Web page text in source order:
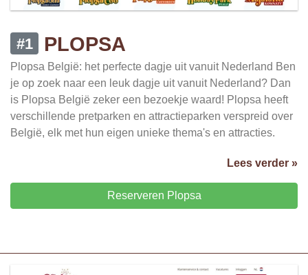
#1 PLOPSA
Plopsa België: het perfecte dagje uit vanuit Nederland Ben
je op zoek naar een leuk dagje uit vanuit Nederland? Dan
is Plopsa België zeker een bezoekje waard! Plopsa heeft
verschillende pretparken en attractieparken verspreid over
België, elk met hun eigen unieke thema's en attracties.
Lees verder »
Reserveren Plopsa